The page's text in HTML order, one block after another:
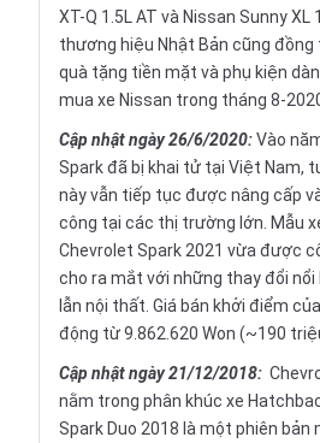
XT-Q 1.5L AT và Nissan Sunny XL
thương hiệu Nhật Bản cũng
quà tặng tiền mặt và phụ kiện
mua xe Nissan trong tháng 8-
Cập nhật ngày 26/6/2020:Vào
Spark đã bị khai tử tại Việt Nam,
này vẫn tiếp tục được nâng cấp
công tại các thị trường lớn. Mẫu
Chevrolet Spark 2021 vừa được
cho ra mắt với những thay đổi
lẫn nội thất. Giá bán khởi điểm
động từ 9.862.620 Won (~190
Cập nhật ngày21/12/2018:
nằm trong phân khúc xe
Spark Duo 2018 là một phiên bản